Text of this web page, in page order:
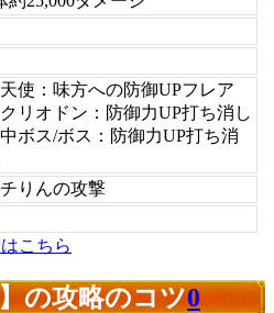
天使：味方への防御UPフレア
クリオドン：防御力UP打ち消し
中ボス/ボス：防御力UP打ち消
りんの攻撃
こちら
の攻略のコツ0